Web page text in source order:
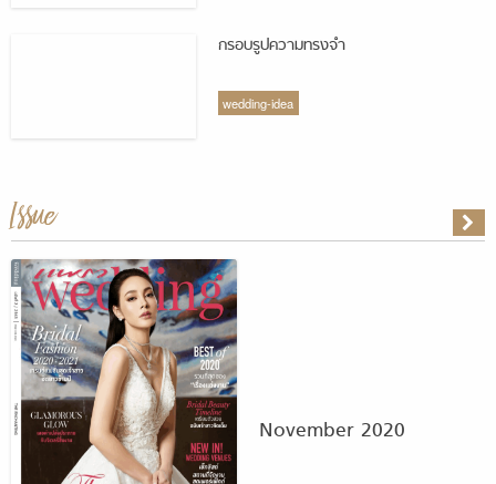
กรอบรูปความทรงจำ
wedding-idea
Issue
November 2020